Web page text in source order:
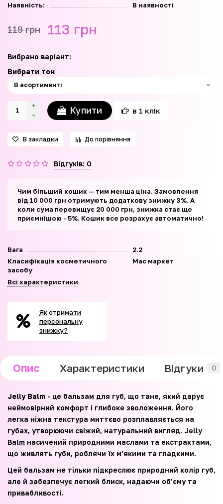
Наявність:
В наявності
119 грн 113 грн
Вибрано варіант:
Вибрати тон
Купити в 1 клік
В закладки До порівняння
Відгуків: 0
Чим більший кошик — тим менша ціна. Замовлення
від 10 000 грн отримують додаткову знижку 3%. А
коли сума перевищує 20 000 грн, знижка стає ще
приємнішою - 5%. Кошик все розрахує автоматично!
Вага
2.2
Класифікація косметичного
засобу
Мас маркет
Всі характеристики
Як отримати
персональну
знижку?
Опис Характеристики Відгуки 0
Jelly Balm - це бальзам для губ, що тане, який дарує
неймовірний комфорт і глибоке зволоження. Його
легка ніжна текстура миттєво розплавляється на
губах, утворюючи свіжий, натуральний вигляд. Jelly
Balm насичений природними маслами та екстрактами,
що живлять губи, роблячи їх м'якими та гладкими.
Цей бальзам не тільки підкреслює природний колір губ,
але й забезпечує легкий блиск, надаючи об'єму та
привабливості.